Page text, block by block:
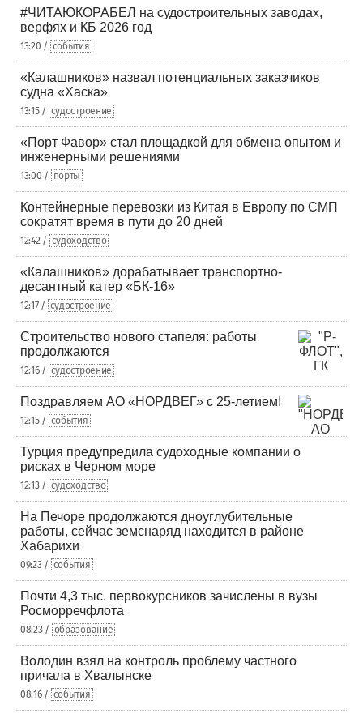
#ЧИТАЮКОРАБЕЛ на судостроительных заводах,
верфях и КБ 2026 год
13:20 / события
«Калашников» назвал потенциальных заказчиков
судна «Хаска»
13:15 / судостроение
«Порт Фавор» стал площадкой для обмена опытом и
инженерными решениями
13:00 / порты
Контейнерные перевозки из Китая в Европу по СМП
сократят время в пути до 20 дней
12:42 / судоходство
«Калашников» дорабатывает транспортно-
десантный катер «БК-16»
12:17 / судостроение
Строительство нового стапеля: работы
продолжаются
12:16 / судостроение
Поздравляем АО «НОРДВЕГ» с 25-летием!
12:15 / события
Турция предупредила судоходные компании о
рисках в Черном море
12:13 / судоходство
На Печоре продолжаются дноуглубительные
работы, сейчас земснаряд находится в районе
Хабарихи
09:23 / события
Почти 4,3 тыс. первокурсников зачислены в вузы
Росморречфлота
08:23 / образование
Володин взял на контроль проблему частного
причала в Хвалынске
08:16 / события